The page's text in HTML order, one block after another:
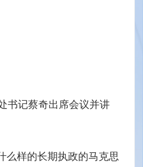
记蔡奇出席会议并讲
样的长期执政的马克思